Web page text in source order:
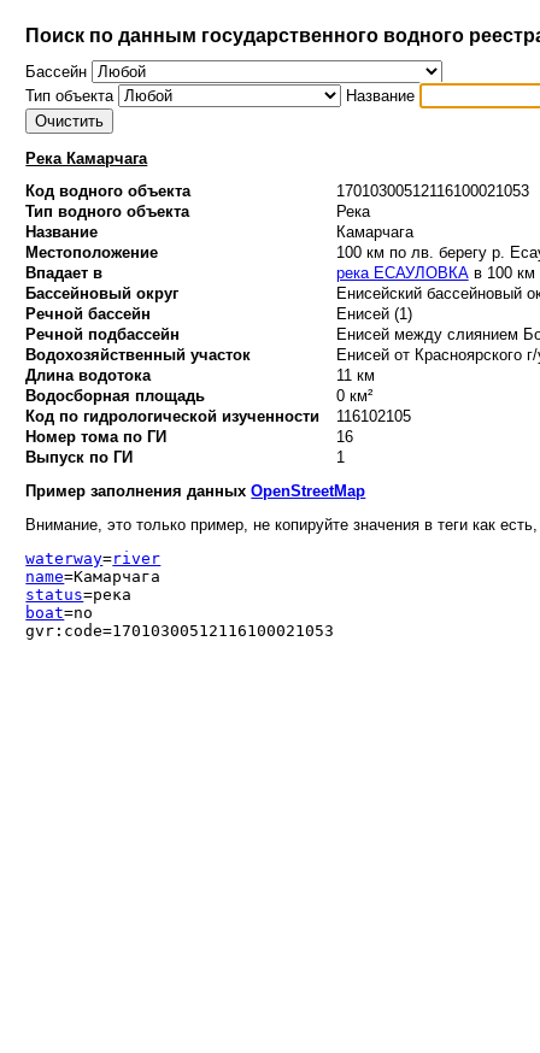
Поиск по данным государственного водного
Бассейн
Тип объекта
Название
Река Камарчага
Код водного объекта
17010300512116100021053
Тип водного объекта
Река
Название
Камарчага
Местоположение
100 км по лв. берегу р.
Впадает в
река ЕСАУЛОВКАв 100 км
Бассейновый округ
Енисейский бассейновый
Речной бассейн
Енисей (1)
Речной подбассейн
Енисей между слиянием
Водохозяйственный участок
Енисей от Красноярского
Длина водотока
11 км
Водосборная площадь
0 км²
Код по гидрологической изученности
116102105
Номер тома по ГИ
16
Выпуск по ГИ
1
Пример заполнения данныхOpenStreetMap
Внимание, это только пример, не копируйте значения в теги как
waterway=river
name=Камарчага
status=река
boat=no
gvr:code=17010300512116100021053